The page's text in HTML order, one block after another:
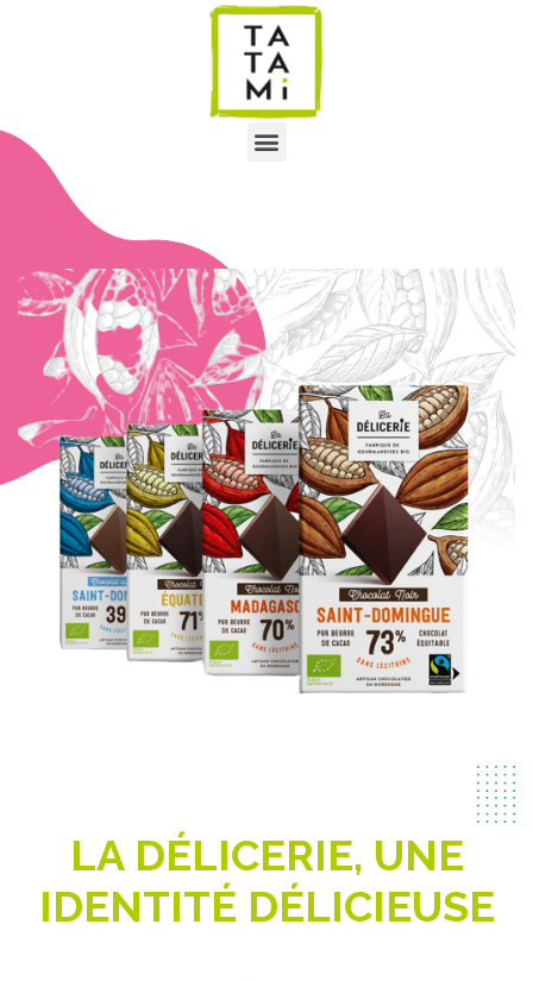
LA DÉLICERIE, UNE
IDENTITÉ DÉLICIEUSE